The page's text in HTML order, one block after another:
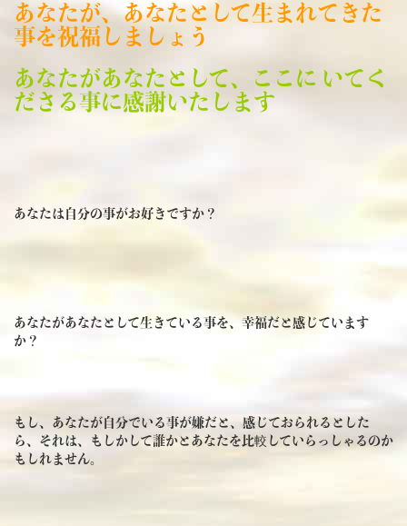
あなたが、あなたとして生まれてきた
事を祝福しましょう
あなたがあなたとして、ここに いてく
ださる事に感謝いたします
あなたは自分の事がお好きですか？
あなたがあなたとして生きている事を、幸福だと感じています
か？
もし、あなたが自分でいる事が嫌だと、感じておられるとした
ら、それは、もしかして誰かとあなたを比較していらっしゃるのか
もしれません。